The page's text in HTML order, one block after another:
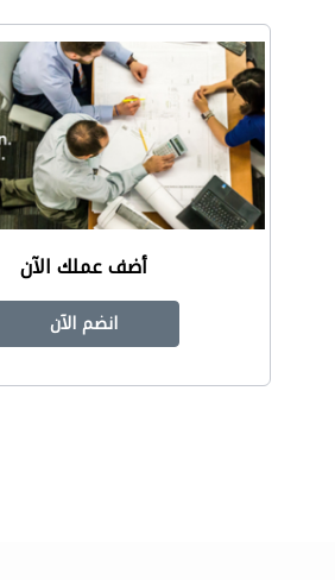
أضف عملك الآن
انضم الآن